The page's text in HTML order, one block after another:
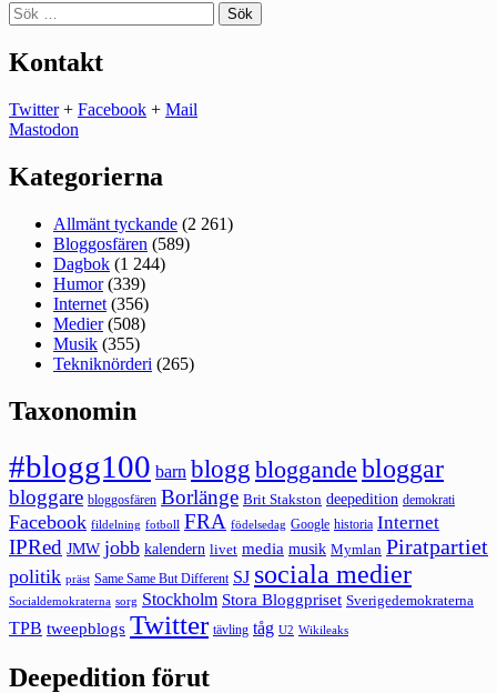
Sök
efter:
Kontakt
Twitter+ Facebook + Mail
Mastodon
Kategorierna
Allmänt tyckande (2 261)
Bloggosfären (589)
Dagbok (1 244)
Humor(339)
Internet (356)
Medier(508)
Musik (355)
Tekniknörderi (265)
Taxonomin
#blogg100 barn blogg bloggande bloggar
bloggare bloggosfären Borlänge Brit Stakston deepedition demokrati
Facebook fildelning fotboll FRA födelsedag Google historia Internet
IPRed JMW jobb kalendern livet media musik Mymlan Piratpartiet
politik präst Same Same But Different SJ sociala medier
Socialdemokraterna sorg Stockholm Stora Bloggpriset Sverigedemokraterna
TPB tweepblogs Twitter tävling tåg U2 Wikileaks
Deepedition förut